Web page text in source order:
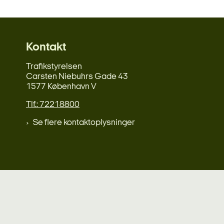
Kontakt
Trafikstyrelsen
Carsten Niebuhrs Gade 43
1577 København V
Tlf.: 72218800
Se flere kontaktoplysninger